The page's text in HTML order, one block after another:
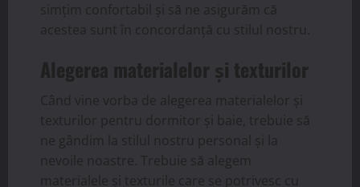
simțim confortabil și să ne asigurăm că
acestea sunt în concordanță cu stilul nostru.
Alegerea materialelor și texturilor
Când vine vorba de alegerea materialelor și
texturilor pentru dormitor și baie, trebuie să
ne gândim la stilul nostru personal și la
nevoile noastre. Trebuie să alegem
materialele și texturile care se potrivesc cu